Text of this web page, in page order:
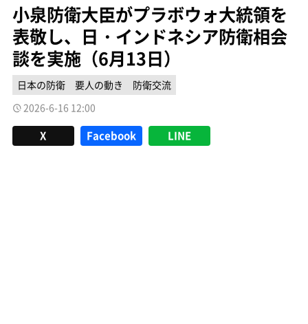
小泉防衛大臣がプラボウォ大統領を
表敬し、日・インドネシア防衛相会
談を実施（6月13日）
日本の防衛 要人の動き
防衛交流
2026-6-16 12:00
X Facebook LINE